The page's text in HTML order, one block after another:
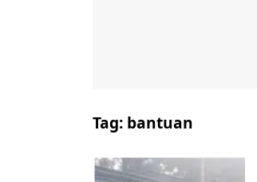
Tag: bantuan